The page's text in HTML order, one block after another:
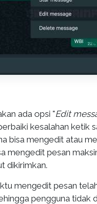
ada opsi "Edit
kesalahan ketik
bisa mengedit atau
mengedit pesan
dikirimkan.
mengedit pesan
pengguna tidak